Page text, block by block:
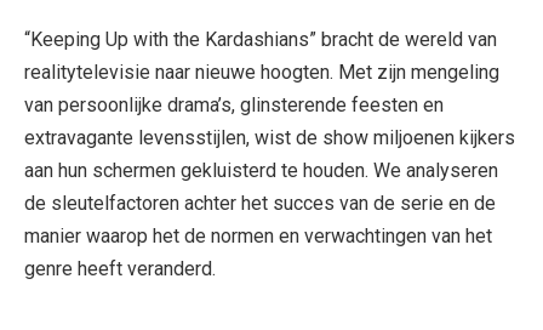
“Keeping Up with the Kardashians” bracht de wereld van
realitytelevisie naar nieuwe hoogten. Met zijn mengeling
van persoonlijke drama’s, glinsterende feesten en
extravagante levensstijlen, wist de show miljoenen kijkers
aan hun schermen gekluisterd te houden. We analyseren
de sleutelfactoren achter het succes van de serie en de
manier waarop het de normen en verwachtingen van het
genre heeft veranderd.